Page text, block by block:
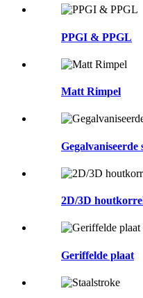
PPGI & PPGL
Matt Rimpel
Gegalvaniseerde
2D/3D
Geriffelde plaat